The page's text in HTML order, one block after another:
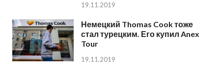
19.11.2019
Немецкий Thomas Cook тоже
стал турецким. Его купил Anex
Tour
19.11.2019